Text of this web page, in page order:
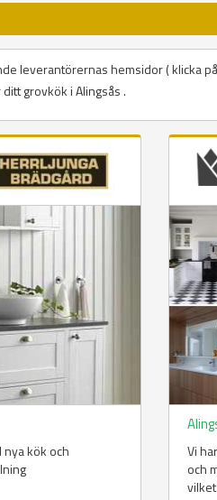
leverantörernas hemsidor ( klicka
grovkök i Alingsås .
nya kök och
Vi
och